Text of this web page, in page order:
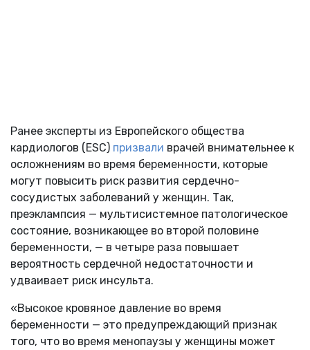
Ранее эксперты из Европейского общества
кардиологов (ESC) призвали врачей внимательнее к
осложнениям во время беременности, которые
могут повысить риск развития сердечно-
сосудистых заболеваний у женщин. Так,
преэклампсия — мультисистемное патологическое
состояние, возникающее во второй половине
беременности, — в четыре раза повышает
вероятность сердечной недостаточности и
удваивает риск инсульта.
«Высокое кровяное давление во время
беременности — это предупреждающий признак
того, что во время менопаузы у женщины может